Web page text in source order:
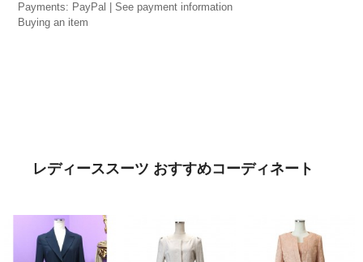
Payments: PayPal | See payment information
Buying an item
レディーススーツ おすすめコーディネート